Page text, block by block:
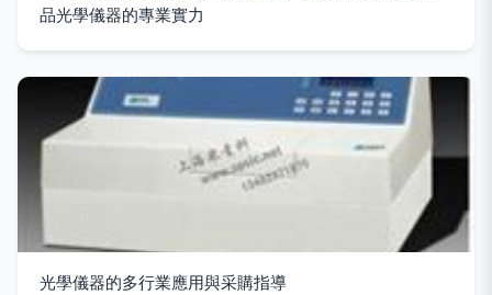
品光學儀器的專業實力
光學儀器的多行業應用與采購指導